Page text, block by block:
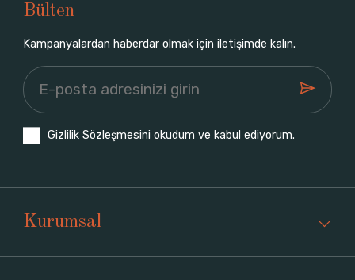
Bülten
Kampanyalardan haberdar olmak için iletişimde kalın.
Gizlilik Sözleşmesini okudum ve kabul ediyorum.
Kurumsal